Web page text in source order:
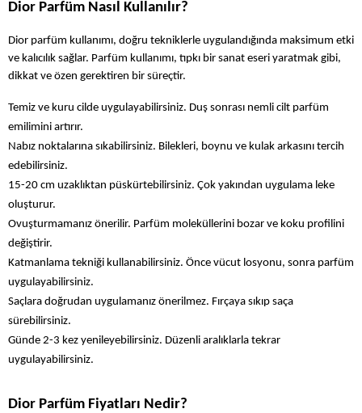
Dior Parfüm Nasıl Kullanılır?
Dior parfüm kullanımı, doğru tekniklerle uygulandığında maksimum etki
ve kalıcılık sağlar. Parfüm kullanımı, tıpkı bir sanat eseri yaratmak gibi,
dikkat ve özen gerektiren bir süreçtir.
Temiz ve kuru cilde uygulayabilirsiniz. Duş sonrası nemli cilt parfüm
emilimini artırır.
Nabız noktalarına sıkabilirsiniz. Bilekleri, boynu ve kulak arkasını tercih
edebilirsiniz.
15-20 cm uzaklıktan püskürtebilirsiniz. Çok yakından uygulama leke
oluşturur.
Ovuşturmamanız önerilir. Parfüm moleküllerini bozar ve koku profilini
değiştirir.
Katmanlama tekniği kullanabilirsiniz. Önce vücut losyonu, sonra parfüm
uygulayabilirsiniz.
Saçlara doğrudan uygulamanız önerilmez. Fırçaya sıkıp saça
sürebilirsiniz.
Günde 2-3 kez yenileyebilirsiniz. Düzenli aralıklarla tekrar
uygulayabilirsiniz.
Dior Parfüm Fiyatları Nedir?